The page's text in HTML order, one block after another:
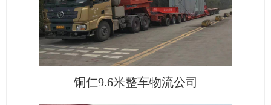
铜仁9.6米整车物流公司